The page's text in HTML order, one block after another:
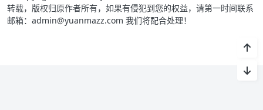
转载，版权归原作者所有，如果有侵犯到您的权益，请第一时间联系
邮箱：admin@yuanmazz.com 我们将配合处理！